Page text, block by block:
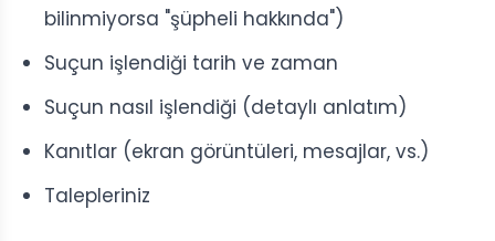
bilinmiyorsa "şüpheli hakkında")
Suçun işlendiği tarih ve zaman
Suçun nasıl işlendiği (detaylı anlatım)
Kanıtlar (ekran görüntüleri, mesajlar, vs.)
Talepleriniz